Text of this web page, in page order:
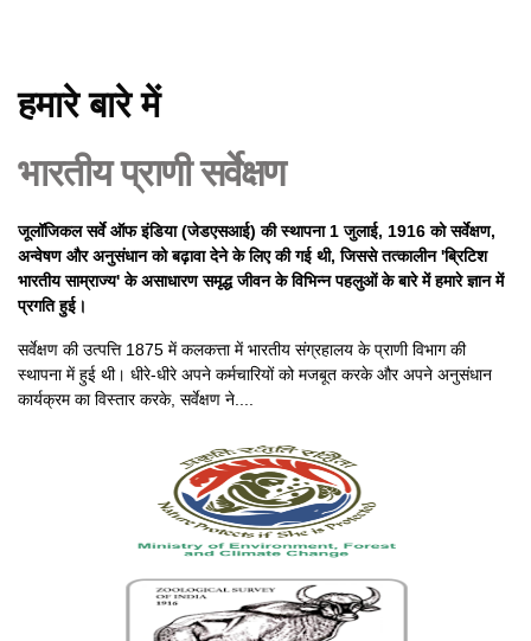
हमारे बारे में
भारतीय प्राणी सर्वेक्षण
जूलॉजिकल सर्वे ऑफ इंडिया (जेडएसआई) की स्थापना 1 जुलाई, 1916 को सर्वेक्षण,
अन्वेषण और अनुसंधान को बढ़ावा देने के लिए की गई थी, जिससे तत्कालीन 'ब्रिटिश
भारतीय साम्राज्य' के असाधारण समृद्ध जीवन के विभिन्न पहलुओं के बारे में हमारे ज्ञान में
प्रगति हुई।
सर्वेक्षण की उत्पत्ति 1875 में कलकत्ता में भारतीय संग्रहालय के प्राणी विभाग की
स्थापना में हुई थी। धीरे-धीरे अपने कर्मचारियों को मजबूत करके और अपने अनुसंधान
कार्यक्रम का विस्तार करके, सर्वेक्षण ने....